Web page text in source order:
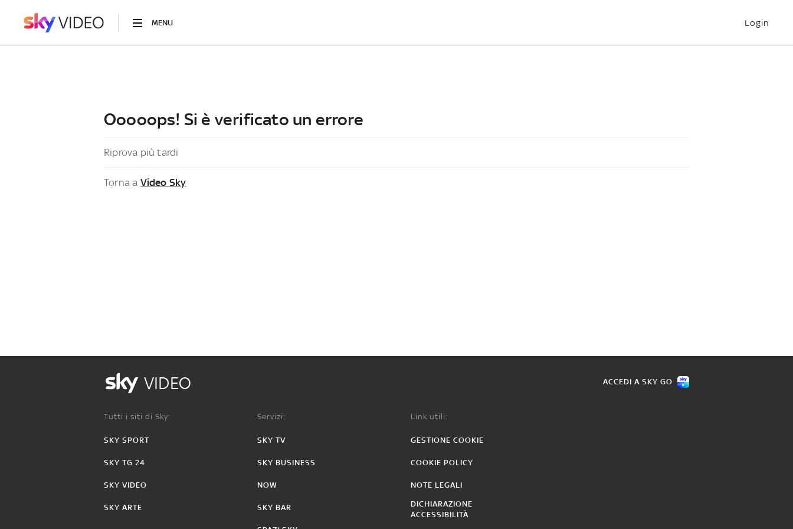
MENU Login
Ooooops! Si è verificato un errore
Riprova più tardi
Torna a Video Sky
VIDEO ACCEDI A SKY GO
Tutti i siti di Sky:
SKY SPORT
SKY TG 24
SKY VIDEO
SKY ARTE
Servizi:
SKY TV
SKY BUSINESS
NOW
SKY BAR
Link utili:
GESTIONE COOKIE
COOKIE POLICY
NOTE LEGALI
DICHIARAZIONE
ACCESSIBILITÀ